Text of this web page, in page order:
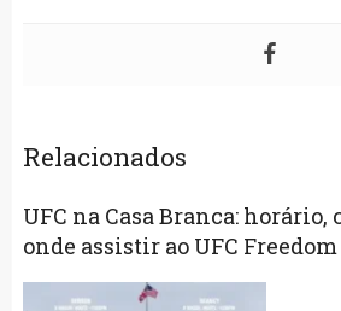
Relacionados
UFC na Casa Branca: horário,
onde assistir ao UFC Freedom